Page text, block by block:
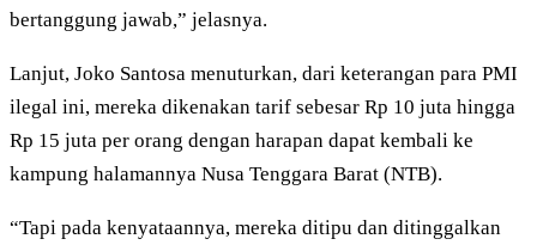
bertanggung jawab,” jelasnya.
Lanjut, Joko Santosa menuturkan, dari keterangan para PMI
ilegal ini, mereka dikenakan tarif sebesar Rp 10 juta hingga
Rp 15 juta per orang dengan harapan dapat kembali ke
kampung halamannya Nusa Tenggara Barat (NTB).
“Tapi pada kenyataannya, mereka ditipu dan ditinggalkan